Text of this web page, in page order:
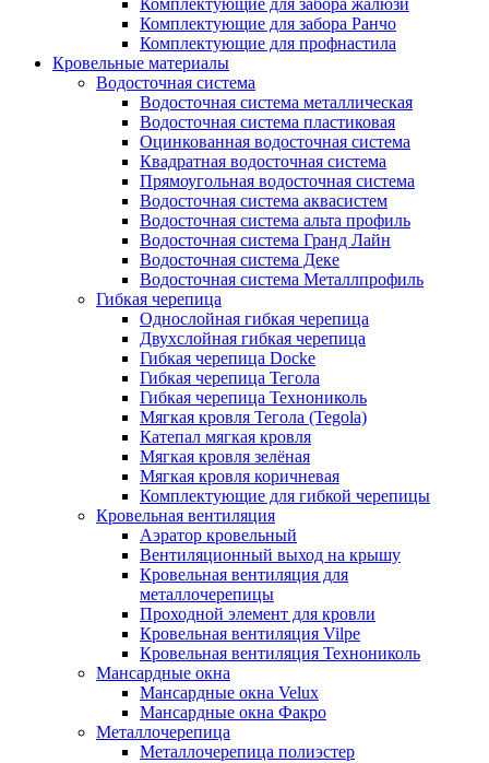
Комплектующие для забора жалюзи
Комплектующие для забора Ранчо
Комплектующие для профнастила
Кровельные материалы
Водосточная система
Водосточная система металлическая
Водосточная система пластиковая
Оцинкованная водосточная система
Квадратная водосточная система
Прямоугольная водосточная система
Водосточная система аквасистем
Водосточная система альта профиль
Водосточная система Гранд Лайн
Водосточная система Деке
Водосточная система Металлпрофиль
Гибкая черепица
Однослойная гибкая черепица
Двухслойная гибкая черепица
Гибкая черепица Docke
Гибкая черепица Тегола
Гибкая черепица Технониколь
Мягкая кровля Тегола (Tegola)
Катепал мягкая кровля
Мягкая кровля зелёная
Мягкая кровля коричневая
Комплектующие для гибкой черепицы
Кровельная вентиляция
Аэратор кровельный
Вентиляционный выход на крышу
Кровельная вентиляция для
металлочерепицы
Проходной элемент для кровли
Кровельная вентиляция Vilpe
Кровельная вентиляция Технониколь
Мансардные окна
Мансардные окна Velux
Мансардные окна Факро
Металлочерепица
Металлочерепица полиэстер